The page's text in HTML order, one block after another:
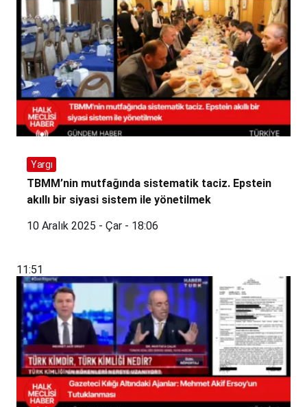
Yargı
TBMM’nin mutfağında sistematik taciz. Epstein
akıllı bir siyasi sistem ile yönetilmek
10 Aralık 2025 - Çar - 18:06
11:51